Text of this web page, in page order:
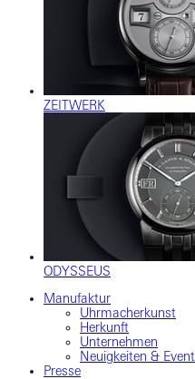
ZEITWERK
ODYSSEUS
Manufaktur
Uhrmacherkunst
Herkunft
Unternehmen
Neuigkeiten &
Presse